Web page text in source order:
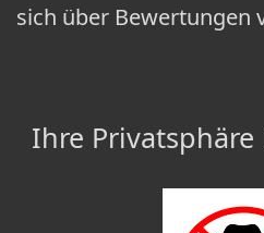
sich über Bewertungen
Ihre